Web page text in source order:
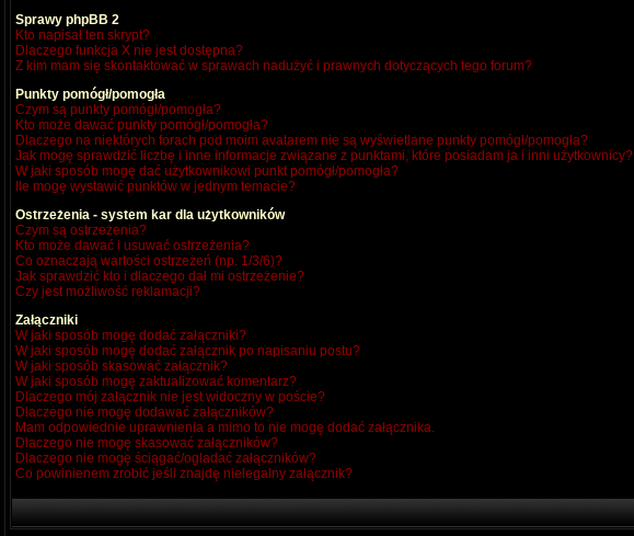
Sprawy phpBB 2
Kto napisał ten skrypt?
Dlaczego funkcja X nie jest dostępna?
Z kim mam się skontaktować w sprawach nadużyć i prawnych dotyczących tego forum?
Punkty pomógł/pomogła
Czym są punkty pomógł/pomogła?
Kto może dawać punkty pomógł/pomogła?
Dlaczego na niektórych forach pod moim avatarem nie są wyświetlane punkty pomógł/pomogła?
Jak mogę sprawdzić liczbę i inne informacje związane z punktami, które posiadam ja i inni użytkownicy?
W jaki sposób mogę dać użytkownikowi punkt pomógł/pomogła?
Ile mogę wystawić punktów w jednym temacie?
Ostrzeżenia - system kar dla użytkowników
Czym są ostrzeżenia?
Kto może dawać i usuwać ostrzeżenia?
Co oznaczają wartości ostrzeżeń (np. 1/3/6)?
Jak sprawdzić kto i dlaczego dał mi ostrzeżenie?
Czy jest możliwość reklamacji?
Załączniki
W jaki sposób mogę dodać załączniki?
W jaki sposób mogę dodać załącznik po napisaniu postu?
W jaki sposób skasować załącznik?
W jaki sposób mogę zaktualizować komentarz?
Dlaczego mój załącznik nie jest widoczny w poście?
Dlaczego nie mogę dodawać załączników?
Mam odpowiednie uprawnienia a mimo to nie mogę dodać załącznika.
Dlaczego nie mogę skasować załączników?
Dlaczego nie mogę ściągać/ogladać załączników?
Co powinienem zrobić jeśli znajdę nielegalny załącznik?